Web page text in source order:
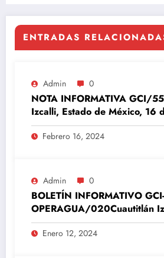
ENTRADAS
Admin 0
NOTA INFORMATIVA GCI/
Izcalli, Estado de México, 16
del 2024
Febrero 16, 2024
Admin 0
BOLETÍN INFORMATIVO GCI-
OPERAGUA/020Cuautitlán
Estado de México, 12 de
Enero 12, 2024